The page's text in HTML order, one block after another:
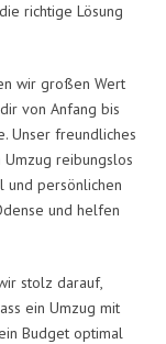
richtige Lösung
wir großen Wert
von Anfang bis
Unser freundliches
reibungslos
und persönlichen
und helfen
stolz darauf,
ein Umzug mit
Budget optimal